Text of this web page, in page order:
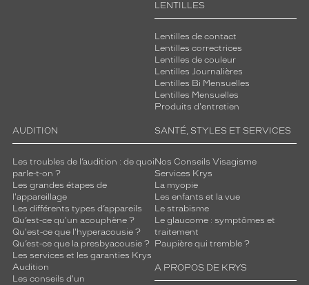
LENTILLES
Lentilles de contact
Lentilles correctrices
Lentilles de couleur
Lentilles Journalières
Lentilles Bi Mensuelles
Lentilles Mensuelles
Produits d'entretien
AUDITION
Les troubles de l’audition : de quoi
parle-t-on ?
Les grandes étapes de
l'appareillage
Les différents types d’appareils
Qu’est-ce qu'un acouphène ?
Qu'est-ce que l'hyperacousie ?
Qu’est-ce que la presbyacousie ?
Les services et les garanties Krys
Audition
Les conseils d'un
SANTÉ, STYLES ET SERVICES
Nos Conseils Visagisme
Services Krys
La myopie
Les enfants et la vue
Le strabisme
Le glaucome : symptômes et
traitement
Paupière qui tremble ?
A PROPOS DE KRYS